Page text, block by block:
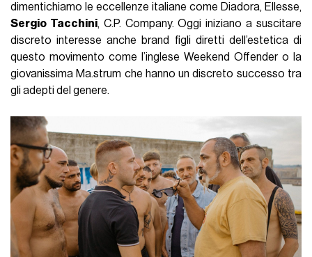
dimentichiamo le eccellenze italiane come Diadora, Ellesse,
Sergio Tacchini, C.P. Company. Oggi iniziano a suscitare
discreto interesse anche brand figli diretti dell’estetica di
questo movimento come l’inglese Weekend Offender o la
giovanissima Ma.strum che hanno un discreto successo tra
gli adepti del genere.